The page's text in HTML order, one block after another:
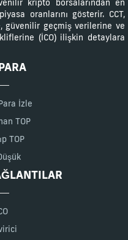
kripto borsalarından en
oranlarını gösterir. CCT,
güvenilir geçmiş verilerine ve
(İCO) ilişkin detaylara
İzle
TOP
TOP